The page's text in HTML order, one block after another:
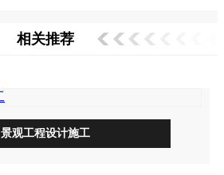
相关推荐
景观工程设计施工